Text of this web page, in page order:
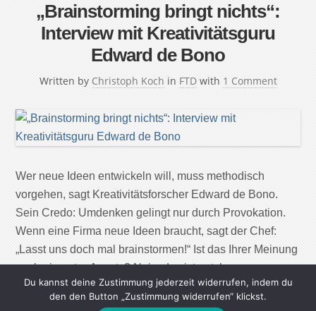
„Brainstorming bringt nichts“:
Interview mit Kreativitätsguru
Edward de Bono
Written by Christoph Koch in FTD with 1 Comment
Wer neue Ideen entwickeln will, muss methodisch
vorgehen, sagt Kreativitätsforscher Edward de Bono.
Sein Credo: Umdenken gelingt nur durch Provokation.
Wenn eine Firma neue Ideen braucht, sagt der Chef:
„Lasst uns doch mal brainstormen!“ Ist das Ihrer Meinung
nach ein guter Ansatz? Nein, das ist nutzlos.
„Brainstorming“ bedeutet nur, dass jeder ohne
Einschränkung sagen kann, […]
Du kannst deine Zustimmung jederzeit widerrufen, indem du
den den Button „Zustimmung widerrufen“ klickst.